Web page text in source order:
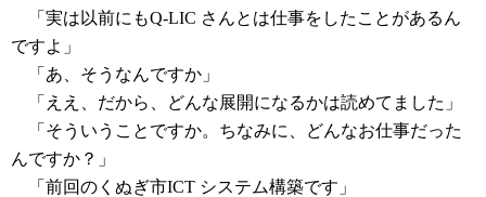
「実は以前にもQ-LIC さんとは仕事をしたことがあるん
ですよ」
「あ、そうなんですか」
「ええ、だから、どんな展開になるかは読めてました」
「そういうことですか。ちなみに、どんなお仕事だった
んですか？」
「前回のくぬぎ市ICT システム構築です」